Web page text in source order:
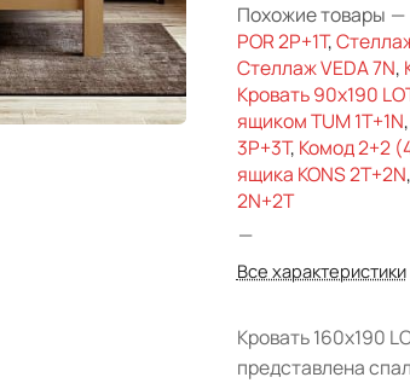
Похожие товары —
POR 2P+1T,
Стеллаж VEDA 7N,
Кровать 90х190
ящиком TUM 1T+1N,
3P+3T, Комод 2+2
ящика KONS 2T+2N,
2N+2T
—
Все характеристики
Кровать 160х190
представлена